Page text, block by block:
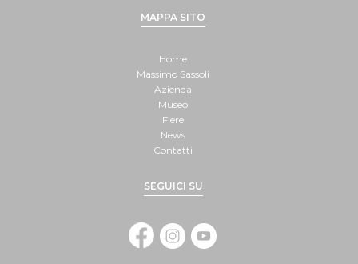
MAPPA SITO
Home
Massimo Sassoli
Azienda
Museo
Fiere
News
Contatti
SEGUICI SU